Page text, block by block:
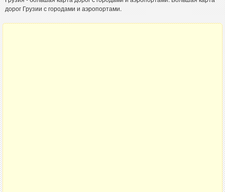
дорог Грузии с городами и аэропортами.